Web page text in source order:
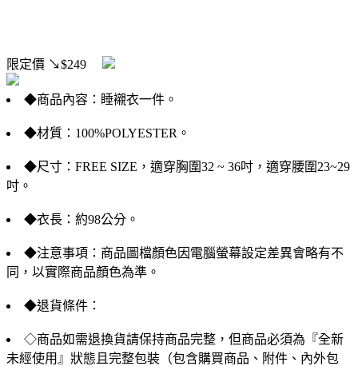
限定價 ↘$249
◆商品內容：睡襯衣一件。
◆材質：100%POLYESTER。
◆尺寸：FREE SIZE，適穿胸圍32 ~ 36吋，適穿腰圍23~29
吋。
◆衣長：約98公分。
◆注意事項：商品圖檔顏色因電腦螢幕設定差異會略有不
同，以實際商品顏色為準。
◆退貨條件：
◇商品如需退換貨請保持商品完整，但商品必須為『全新
未經使用』狀態且完整包裝（包含購買商品、附件、內外包